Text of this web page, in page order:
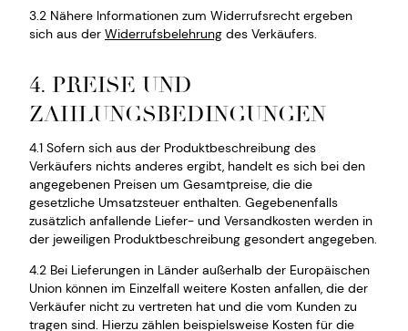
3.2 Nähere Informationen zum Widerrufsrecht ergeben
sich aus der Widerrufsbelehrung des Verkäufers.
4. PREISE UND
ZAHLUNGSBEDINGUNGEN
4.1 Sofern sich aus der Produktbeschreibung des
Verkäufers nichts anderes ergibt, handelt es sich bei den
angegebenen Preisen um Gesamtpreise, die die
gesetzliche Umsatzsteuer enthalten. Gegebenenfalls
zusätzlich anfallende Liefer- und Versandkosten werden in
der jeweiligen Produktbeschreibung gesondert angegeben.
4.2 Bei Lieferungen in Länder außerhalb der Europäischen
Union können im Einzelfall weitere Kosten anfallen, die der
Verkäufer nicht zu vertreten hat und die vom Kunden zu
tragen sind. Hierzu zählen beispielsweise Kosten für die